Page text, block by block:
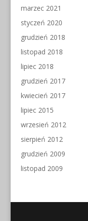
marzec 2021
styczeń 2020
grudzień 2018
listopad 2018
lipiec 2018
grudzień 2017
kwiecień 2017
lipiec 2015
wrzesień 2012
sierpień 2012
grudzień 2009
listopad 2009